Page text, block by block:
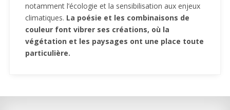
notamment l’écologie et la sensibilisation aux enjeux
climatiques. La poésie et les combinaisons de
couleur font vibrer ses créations, où la
végétation et les paysages ont une place toute
particulière.